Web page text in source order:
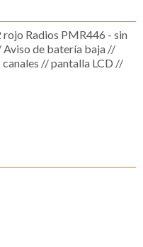
Radios PMR446 - sin
Aviso de batería baja //
// pantalla LCD //